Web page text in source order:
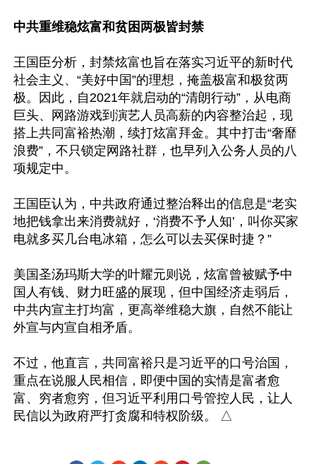
中共重维稳炫富和贫困两极皆封禁
王国臣分析，封禁炫富也旨在落实习近平的新时代
社会主义、“美好中国”的理想，掩盖极富和极贫两
极。因此，自2021年就启动的“清朗行动”，从电商
巨头、网路游戏到演艺人员高薪的内容整治起，现
搭上共同富裕热潮，续打炫富拜金。其中打击“奢靡
浪费”，不只锁定网路社群，也早列入公务人员的八
项规定中。
王国臣认为，中共政府通过整治释出的信息是“老实
地把钱拿出来消费就好，‘消费不予人知’，叫你买家
电就多买几台电冰箱，怎么可以去买保时捷？”
美国圣汤玛斯大学的叶耀元则说，炫富曾被赋予中
国人有钱、财力旺盛的展现，但中国经济走弱后，
中共内宣主打均富，更高举维稳大旗，自然不能让
外宣与内宣自相矛盾。
不过，他直言，共同富裕只是习近平的口号治国，
重点在说服人民相信，即便中国的实情是富者愈
富、穷者愈穷，但习近平利用口号管控人民，让人